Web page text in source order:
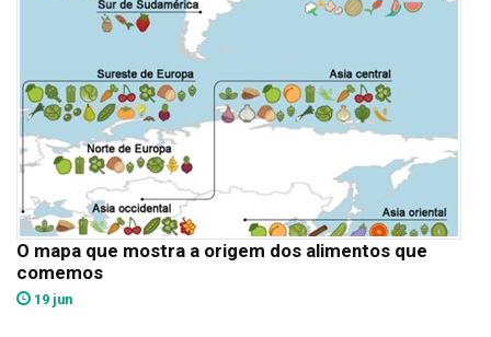
O mapa que mostra a origem dos alimentos que
comemos
19 jun